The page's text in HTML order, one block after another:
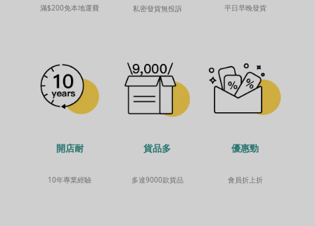
滿$200免本地運費 私密發貨無投訴 平日早晚發貨
開店耐
10年專業經驗
貨品多
多達9000款貨品
優惠勁
會員折上折